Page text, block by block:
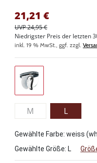
21,21 €
UVP 24,95 €
Niedrigster Preis der letzten
inkl. 19 % MwSt., ggf. zzgl.
M L
Gewählte Farbe: weiss
Gewählte Größe: L